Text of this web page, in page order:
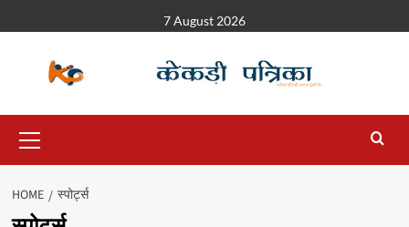
7 August 2026
HOME स्पोर्ट्स